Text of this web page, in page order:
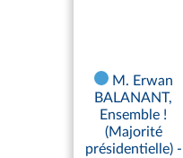
M. Erwan
BALANANT,
Ensemble !
(Majorité
présidentielle) -